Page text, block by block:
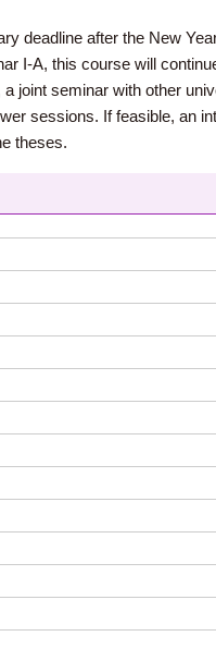
deadline after the New
I-A, this course will
joint seminar with other
sessions. If feasible, an
theses.